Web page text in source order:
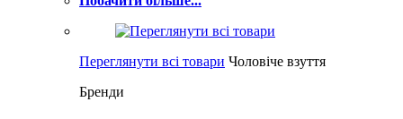
Переглянути всі товари Чоловіче взуття
Бренди